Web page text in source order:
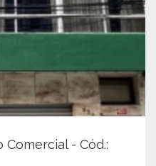
Comercial - Cód.: